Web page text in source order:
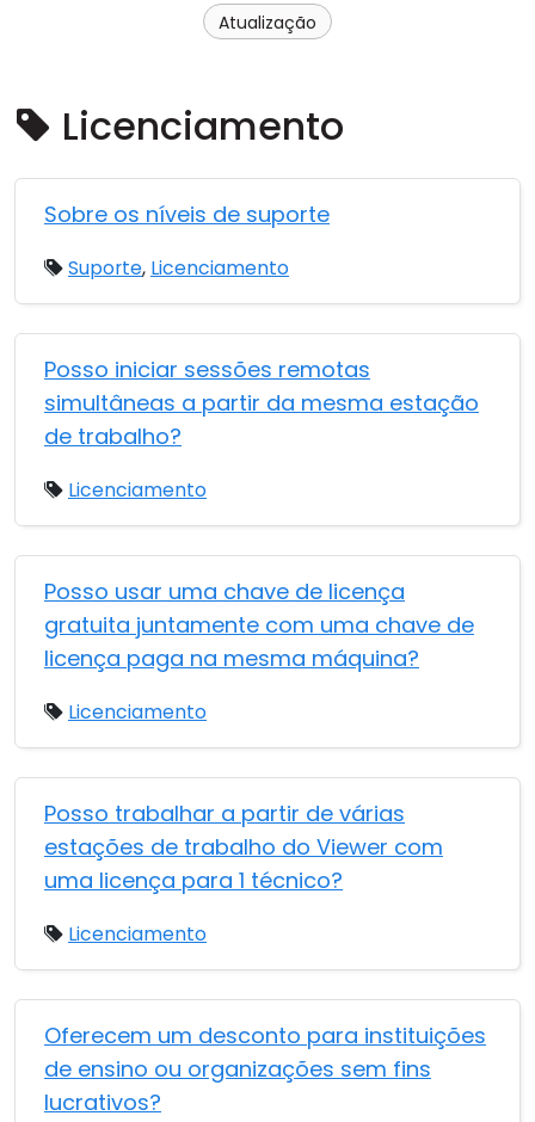
Atualização
Licenciamento
Sobre os níveis de suporte
Suporte, Licenciamento
Posso iniciar sessões remotas
simultâneas a partir da mesma estação
de trabalho?
Licenciamento
Posso usar uma chave de licença
gratuita juntamente com uma chave de
licença paga na mesma máquina?
Licenciamento
Posso trabalhar a partir de várias
estações de trabalho do Viewer com
uma licença para 1 técnico?
Licenciamento
Oferecem um desconto para instituições
de ensino ou organizações sem fins
lucrativos?